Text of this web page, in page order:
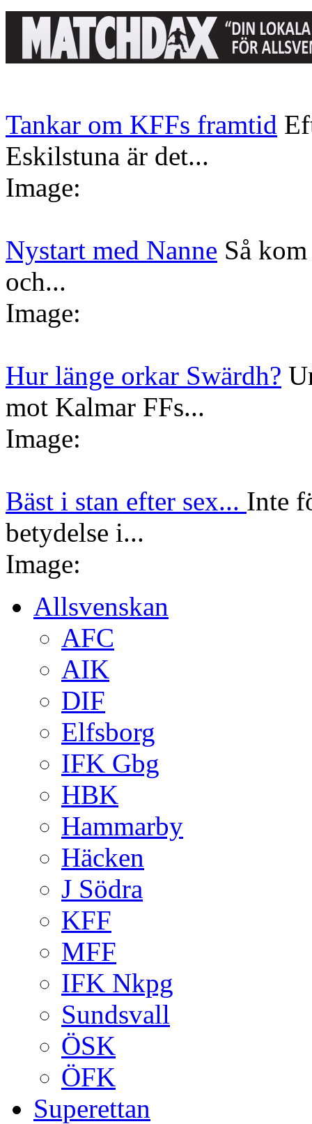
Tankar om KFFs framtid
Eskilstuna är det...
Image:
Nystart med Nanne Så
och...
Image:
Hur länge orkar Swärdh?
mot Kalmar FFs...
Image:
Bäst i stan efter sex... Inte
betydelse i...
Image:
Allsvenskan
AFC
AIK
DIF
Elfsborg
IFK Gbg
HBK
Hammarby
Häcken
J Södra
KFF
MFF
IFK Nkpg
Sundsvall
ÖSK
ÖFK
Superettan